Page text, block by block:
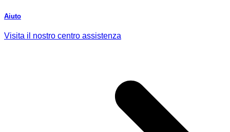
Aiuto
Visita il nostro centro assistenza